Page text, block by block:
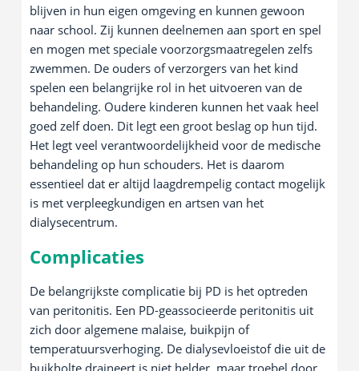
blijven in hun eigen omgeving en kunnen gewoon
naar school. Zij kunnen deelnemen aan sport en spel
en mogen met speciale voorzorgsmaatregelen zelfs
zwemmen. De ouders of verzorgers van het kind
spelen een belangrijke rol in het uitvoeren van de
behandeling. Oudere kinderen kunnen het vaak heel
goed zelf doen. Dit legt een groot beslag op hun tijd.
Het legt veel verantwoordelijkheid voor de medische
behandeling op hun schouders. Het is daarom
essentieel dat er altijd laagdrempelig contact mogelijk
is met verpleegkundigen en artsen van het
dialysecentrum.
Complicaties
De belangrijkste complicatie bij PD is het optreden
van peritonitis. Een PD-geassocieerde peritonitis uit
zich door algemene malaise, buikpijn of
temperatuursverhoging. De dialysevloeistof die uit de